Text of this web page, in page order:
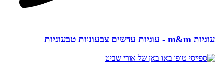
עוגיות m&m - עוגיות עדשים צבעוניות טבעוניות